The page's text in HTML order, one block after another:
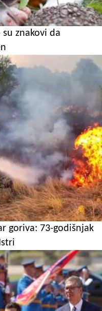
su znakovi da
goriva: 73-godišnjak